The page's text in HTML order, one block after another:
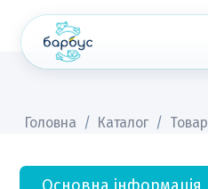
content
Головна / Каталог / Товар